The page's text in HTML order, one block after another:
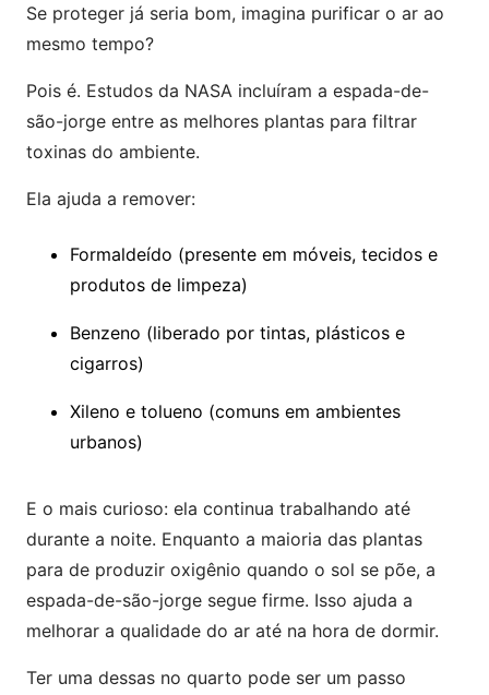
Se proteger já seria bom, imagina purificar o ar ao
mesmo tempo?
Pois é. Estudos da NASA incluíram a espada-de-
são-jorge entre as melhores plantas para filtrar
toxinas do ambiente.
Ela ajuda a remover:
Formaldeído (presente em móveis, tecidos e
produtos de limpeza)
Benzeno (liberado por tintas, plásticos e
cigarros)
Xileno e tolueno (comuns em ambientes
urbanos)
E o mais curioso: ela continua trabalhando até
durante a noite. Enquanto a maioria das plantas
para de produzir oxigênio quando o sol se põe, a
espada-de-são-jorge segue firme. Isso ajuda a
melhorar a qualidade do ar até na hora de dormir.
Ter uma dessas no quarto pode ser um passo